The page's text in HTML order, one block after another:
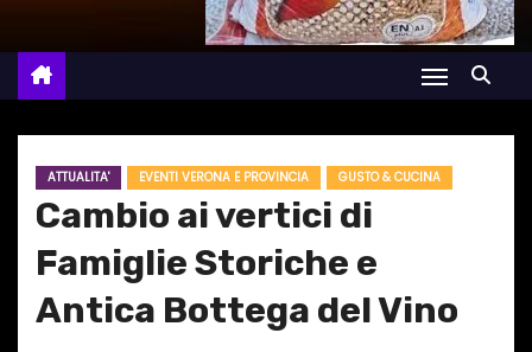
ATTUALITA' EVENTI VERONA E PROVINCIA GUSTO & CUCINA
Cambio ai vertici di
Famiglie Storiche e
Antica Bottega del Vino